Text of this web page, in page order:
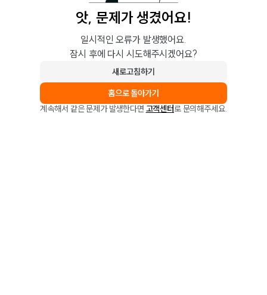
앗, 문제가 생겼어요!
일시적인 오류가 발생했어요.
잠시 후에 다시 시도해주시겠어요?
새로고침하기
홈으로 돌아가기
계속해서 같은 문제가 발생한다면 고객센터로 문의해주세요.